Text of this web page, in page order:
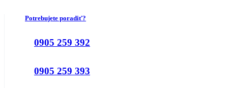
Potrebujete poradiť?
0905 259 392
0905 259 393